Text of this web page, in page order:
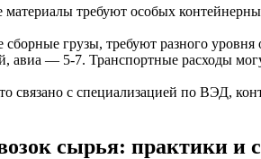
требуют особых
грузы, требуют разного
— 5-7. Транспортные расходы
связано с специализацией по ВЭД,
сырья: практики и